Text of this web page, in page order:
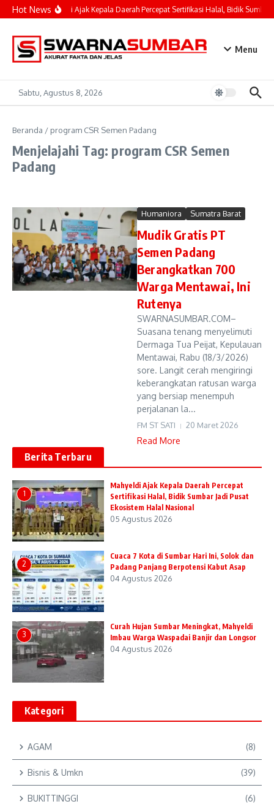
Lewati ke konten
Hot NewsMahyeldi Ajak Kepala Daerah Percepat Sertifikasi Halal, Bidik Sumbar
Menu
Sabtu, Agustus 8, 2026
Beranda / program CSR Semen Padang
Menjelajahi Tag: program CSR Semen
Padang
Humaniora Sumatra Barat
Mudik Gratis PT
Semen Padang
Berangkatkan 700
Warga Mentawai, Ini
Rutenya
SWARNASUMBAR.COM–
Suasana tenang menyelimuti
Dermaga Tua Peijat, Kepulauan
Mentawai, Rabu (18/3/2026)
sore. Langit cerah mengiringi
keberangkatan ratusan warga
yang bersiap menempuh
perjalanan la...
FM ST SATI 20 Maret 2026
Read More
Berita Terbaru
1
Mahyeldi Ajak Kepala Daerah Percepat
Sertifikasi Halal, Bidik Sumbar Jadi Pusat
Ekosistem Halal Nasional
05 Agustus 2026
2
Cuaca 7 Kota di Sumbar Hari Ini, Solok dan
Padang Panjang Berpotensi Kabut Asap
04 Agustus 2026
3
Curah Hujan Sumbar Meningkat, Mahyeldi
Imbau Warga Waspadai Banjir dan Longsor
04 Agustus 2026
Kategori
AGAM (8)
Bisnis & Umkn (39)
BUKITTINGGI (6)